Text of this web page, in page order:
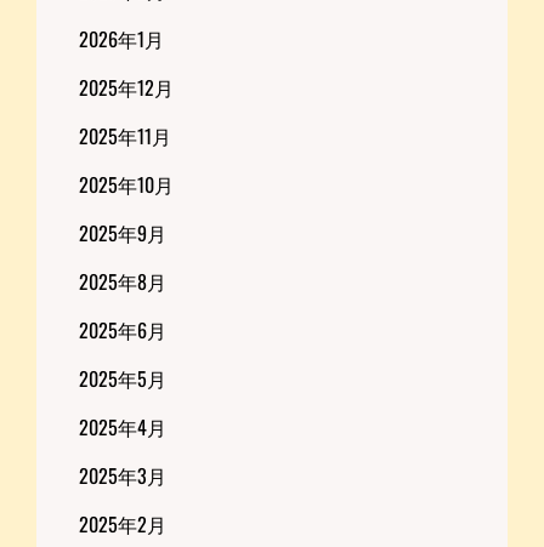
2026年1月
2025年12月
2025年11月
2025年10月
2025年9月
2025年8月
2025年6月
2025年5月
2025年4月
2025年3月
2025年2月